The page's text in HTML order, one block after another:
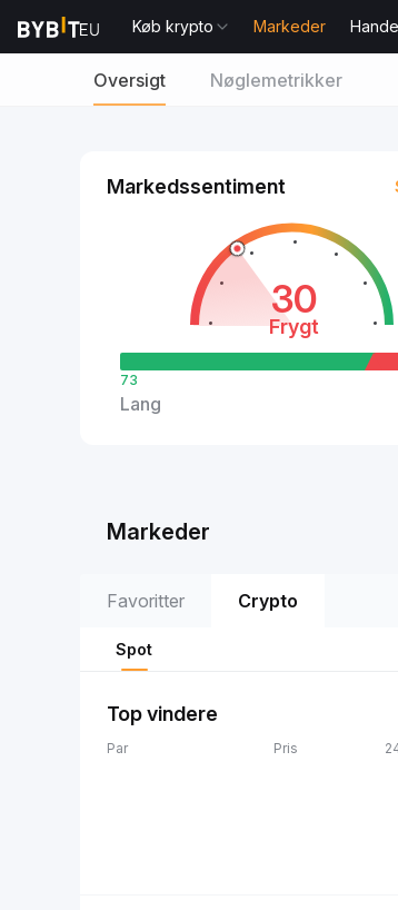
Køb krypto Markeder
Oversigt Nøglemetrikker
Markedssentiment
30
Frygt
73
Lang
Markeder
Favoritter Crypto
Spot
Top vindere
Par Pris